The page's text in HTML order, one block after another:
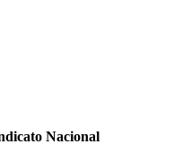
Nacional